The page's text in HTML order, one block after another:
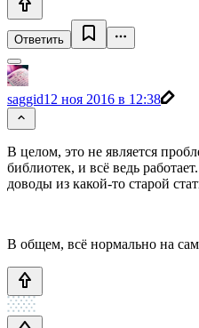
Ответить
saggid12 ноя 2016 в 12:38
В целом, это не является
библиотек, и всё ведь
доводы из какой-то старой
В общем, всё нормально на